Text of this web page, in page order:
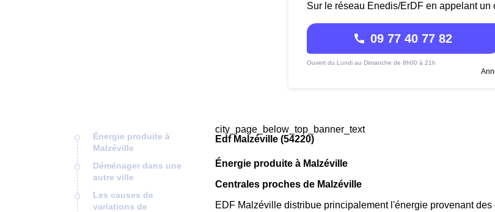
Sur le réseau Enedis/ErDF en appelant un
09 77 40 77 82
Ouvert du Lundi au Dimanche de 8h00 à 21h
Énergie produite à
Malzéville
Déménager dans une
autre ville
Les causes de
variations de
city_page_below_top_banner_text
Edf Malzéville (54220)
Énergie produite à Malzéville
Centrales proches de Malzéville
EDF Malzéville distribue principalement l'énergie provenant